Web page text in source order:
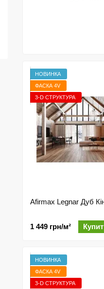
НОВИНКА
ФАСКА 4V
3-D СТРУКТУРА
Afirmax Legnar Дуб
1 449 грн/м²
НОВИНКА
ФАСКА 4V
3-D СТРУКТУРА